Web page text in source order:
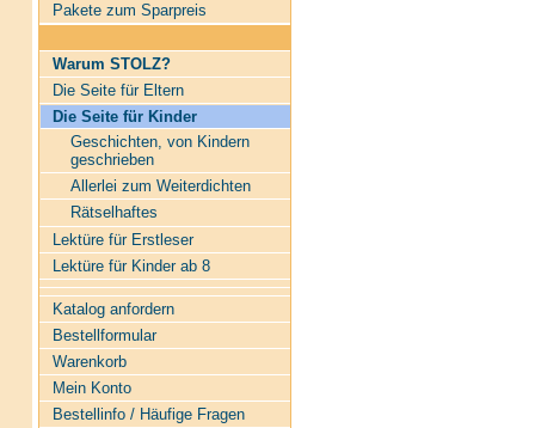
Pakete zum Sparpreis
Warum STOLZ?
Die Seite für Eltern
Die Seite für Kinder
Geschichten, von Kindern
geschrieben
Allerlei zum Weiterdichten
Rätselhaftes
Lektüre für Erstleser
Lektüre für Kinder ab 8
Katalog anfordern
Bestellformular
Warenkorb
Mein Konto
Bestellinfo / Häufige Fragen